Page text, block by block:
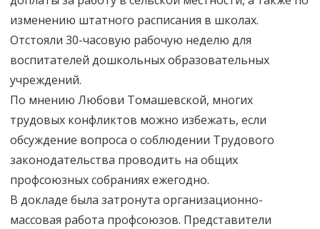
изменению штатного расписания в школах.
Отстояли 30-часовую рабочую неделю для
воспитателей дошкольных образовательных
учреждений.
По мнению Любови Томашевской, многих
трудовых конфликтов можно избежать, если
обсуждение вопроса о соблюдении Трудового
законодательства проводить на общих
профсоюзных собраниях ежегодно.
В докладе была затронута организационно-
массовая работа профсоюзов. Представители